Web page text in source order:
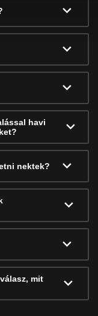
havi
nektek?
mit